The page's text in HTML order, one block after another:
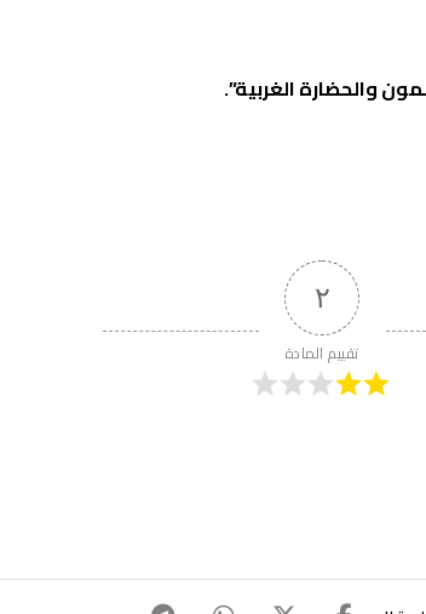
والحضارة الغربية”.
٢
تقييم المادة